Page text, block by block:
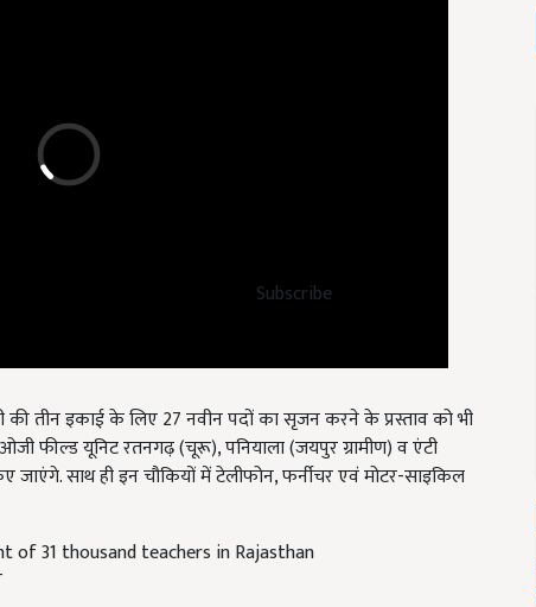
Subscribe
फील्ड यूनिट रतनगढ़ (चूरू), पनियाला (जयपुर ग्रामीण) व एंटी
साथ ही इन चौकियों में टेलीफोन, फर्नीचर एवं मोटर-साइकिल
of 31 thousand teachers in Rajasthan